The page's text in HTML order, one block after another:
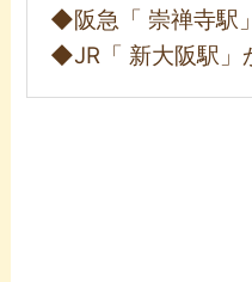
◆阪急「 崇禅寺駅
◆JR「 新大阪駅」